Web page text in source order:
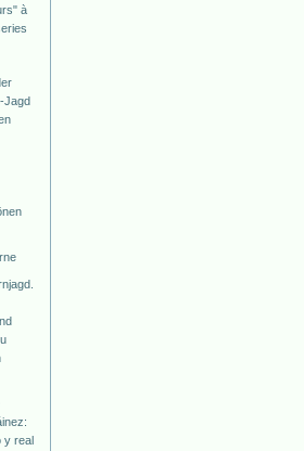
à
Jagd
y real